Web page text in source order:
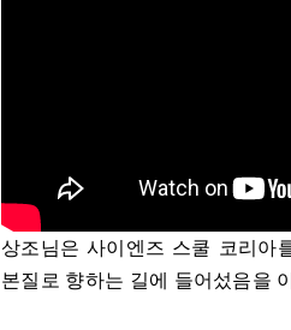
상조님은 사이엔즈 스쿨 코리아
본질로 향하는 길에 들어섰음을